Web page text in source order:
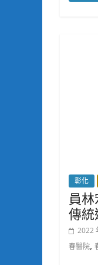
彰化
員
傳
2022
春醫院,